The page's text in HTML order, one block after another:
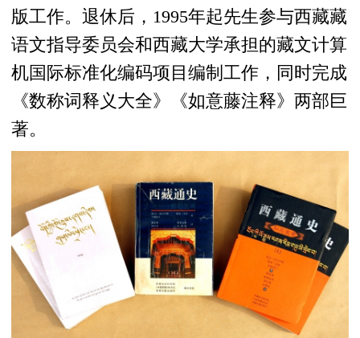
版工作。退休后，1995年起先生参与西藏藏
语文指导委员会和西藏大学承担的藏文计算
机国际标准化编码项目编制工作，同时完成
《数称词释义大全》《如意藤注释》两部巨
著。